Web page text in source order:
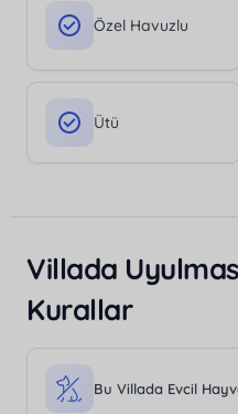
Özel Havuzlu
Ütü
Villada
Kurallar
Bu Villada Evcil